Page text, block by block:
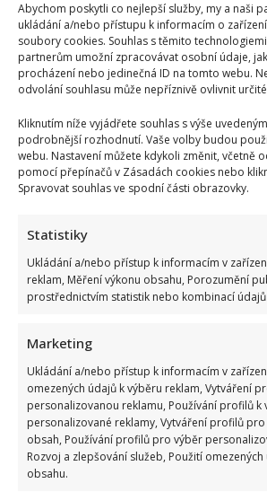
Abychom poskytli co nejlepší služby, my a naši
ukládání a/nebo přístupu k informacím o
soubory cookies. Souhlas s těmito
partnerům umožní zpracovávat osobní údaje,
procházení nebo jedinečná ID na tomto webu.
odvolání souhlasu může nepříznivě ovlivnit
Kliknutím níže vyjádřete souhlas s výše
podrobnější rozhodnutí. Vaše volby budou
webu. Nastavení můžete kdykoli změnit, včetně
pomocí přepínačů v Zásadách cookies nebo
Spravovat souhlas ve spodní části obrazovky.
Statistiky
Ukládání a/nebo přístup k informacím v
reklam, Měření výkonu obsahu, Porozumění
prostřednictvím statistik nebo kombinací
Marketing
Ukládání a/nebo přístup k informacím v
omezených údajů k výběru reklam, Vytváření
personalizovanou reklamu, Používání profilů k
personalizované reklamy, Vytváření profilů
obsah, Používání profilů pro výběr
Rozvoj a zlepšování služeb, Použití
obsahu.
Foto: Soukromý archiv Moniky Foris (Se
Jiřího Krampola
stejném domě jako Valérie
ze Semaforu, chodila s ní na
podpis, byla milá, líbila se mi, a tak
bude osmnáct, tak ať přijde znovu. A
Věkový rozdíl jsme měli třiadvacet
přežil. Hanička Měla syna Petra, i
jméno a bylo to moje nejdelší